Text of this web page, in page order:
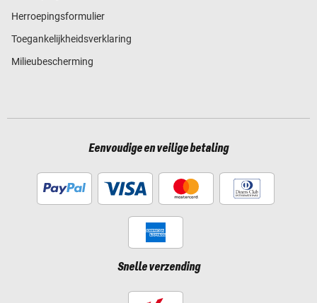
Herroepingsformulier
Toegankelijkheidsverklaring
Milieubescherming
Eenvoudige en veilige betaling
Snelle verzending